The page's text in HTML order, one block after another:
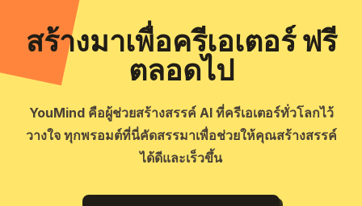
สร้างมาเพื่อครีเอเตอร์ ฟรี
ตลอดไป
YouMind คือผู้ช่วยสร้างสรรค์ AI ที่ครีเอเตอร์ทั่วโลกไว้
วางใจ ทุกพรอมต์ที่นี่คัดสรรมาเพื่อช่วยให้คุณสร้างสรรค์
ได้ดีและเร็วขึ้น